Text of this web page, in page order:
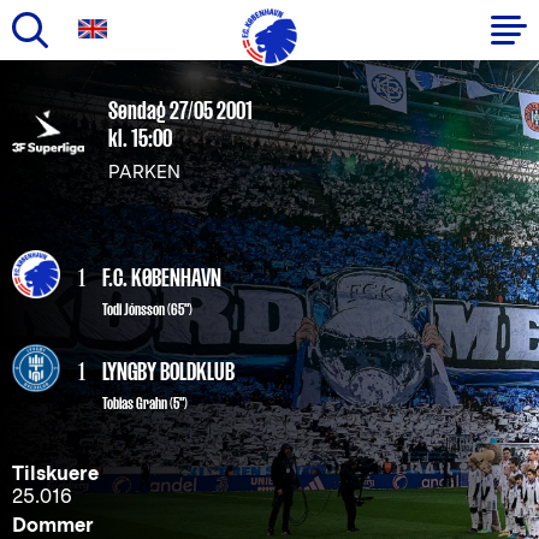
hovedindhold
Primær
navigation
Søndag 27/05 2001
kl. 15:00
PARKEN
1 F.C. KØBENHAVN
Todi Jónsson(65")
1 LYNGBY BOLDKLUB
Tobias Grahn (5")
Tilskuere
25.016
Dommer